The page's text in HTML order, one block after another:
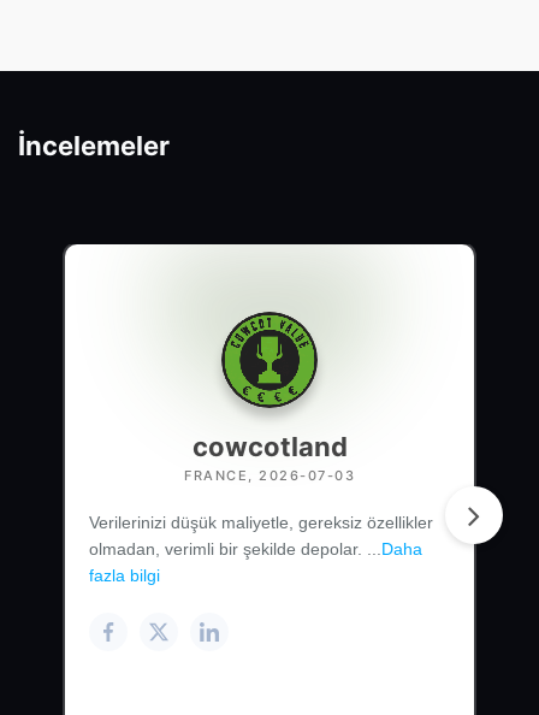
İncelemeler
cowcotland
FRANCE, 2026-07-03
Verilerinizi düşük maliyetle, gereksiz özellikler
olmadan, verimli bir şekilde depolar. ... Daha
fazla bilgi